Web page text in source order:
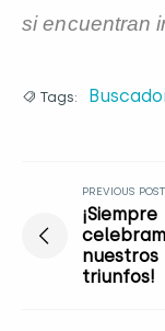
si encuentran
Tags:
PREVIOUS POST
¡Siempre
nuestros
triunfos!